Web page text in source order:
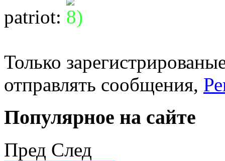
patriot:
Только
отправлять сообщения,
Популярное на сайте
Пред След